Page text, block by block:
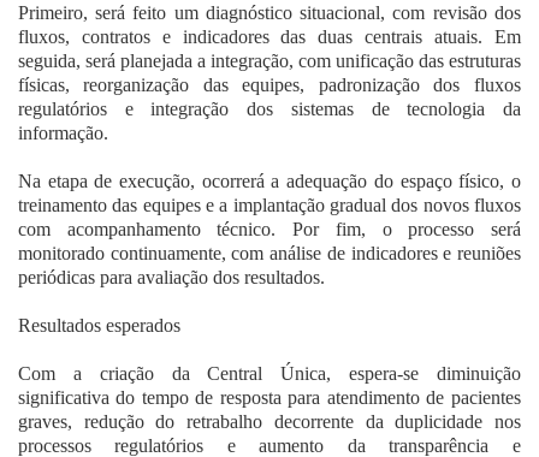
Primeiro, será feito um diagnóstico situacional, com revisão dos
fluxos, contratos e indicadores das duas centrais atuais. Em
seguida, será planejada a integração, com unificação das estruturas
físicas, reorganização das equipes, padronização dos fluxos
regulatórios e integração dos sistemas de tecnologia da
informação.
Na etapa de execução, ocorrerá a adequação do espaço físico, o
treinamento das equipes e a implantação gradual dos novos fluxos
com acompanhamento técnico. Por fim, o processo será
monitorado continuamente, com análise de indicadores e reuniões
periódicas para avaliação dos resultados.
Resultados esperados
Com a criação da Central Única, espera-se diminuição
significativa do tempo de resposta para atendimento de pacientes
graves, redução do retrabalho decorrente da duplicidade nos
processos regulatórios e aumento da transparência e